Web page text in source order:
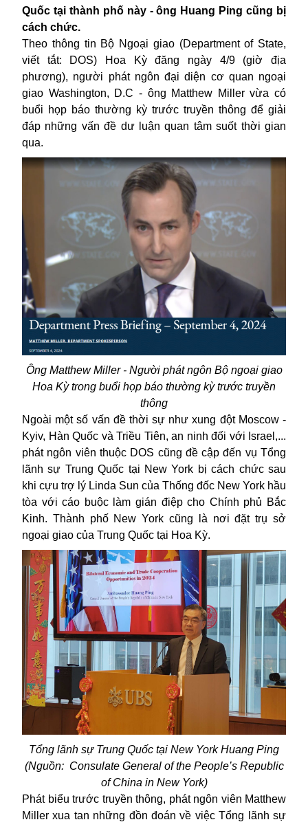
Quốc tại thành phố này - ông Huang Ping cũng bị
cách chức.
Theo thông tin Bộ Ngoại giao (Department of State,
viết tắt: DOS) Hoa Kỳ đăng ngày 4/9 (giờ địa
phương), người phát ngôn đại diện cơ quan ngoại
giao Washington, D.C - ông Matthew Miller vừa có
buổi họp báo thường kỳ trước truyền thông để giải
đáp những vấn đề dư luận quan tâm suốt thời gian
qua.
Ông Matthew Miller - Người phát ngôn Bộ ngoại giao
Hoa Kỳ trong buổi họp báo thường kỳ trước truyền
thông
Ngoài một số vấn đề thời sự như xung đột Moscow -
Kyiv, Hàn Quốc và Triều Tiên, an ninh đối với Israel,...
phát ngôn viên thuộc DOS cũng đề cập đến vụ Tổng
lãnh sự Trung Quốc tại New York bị cách chức sau
khi cựu trợ lý Linda Sun của Thống đốc New York hầu
tòa với cáo buộc làm gián điệp cho Chính phủ Bắc
Kinh. Thành phố New York cũng là nơi đặt trụ sở
ngoại giao của Trung Quốc tại Hoa Kỳ.
Tổng lãnh sự Trung Quốc tại New York Huang Ping
(Nguồn: Consulate General of the People’s Republic
of China in New York)
Phát biểu trước truyền thông, phát ngôn viên Matthew
Miller xua tan những đồn đoán về việc Tổng lãnh sự